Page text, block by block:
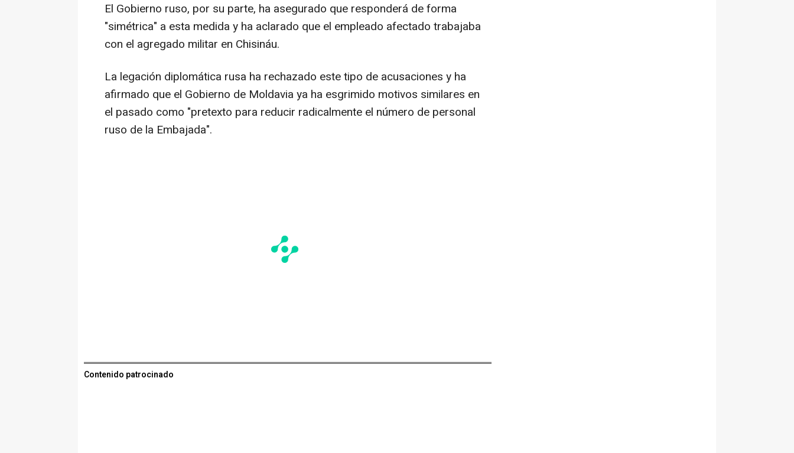
El Gobierno ruso, por su parte, ha asegurado que responderá de forma
"simétrica" a esta medida y ha aclarado que el empleado afectado trabajaba
con el agregado militar en Chisináu.
La legación diplomática rusa ha rechazado este tipo de acusaciones y ha
afirmado que el Gobierno de Moldavia ya ha esgrimido motivos similares en
el pasado como "pretexto para reducir radicalmente el número de personal
ruso de la Embajada".
Contenido patrocinado